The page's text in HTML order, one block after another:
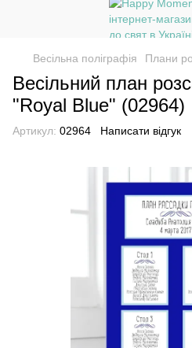
Весільна поліграфія Плани
Весільний план
"Royal Blue" (02964)
Артикул: 02964 Написати відгук